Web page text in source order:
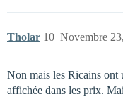
Tholar Novembre
10
Non mais les Ricains ont
affichée dans les prix.